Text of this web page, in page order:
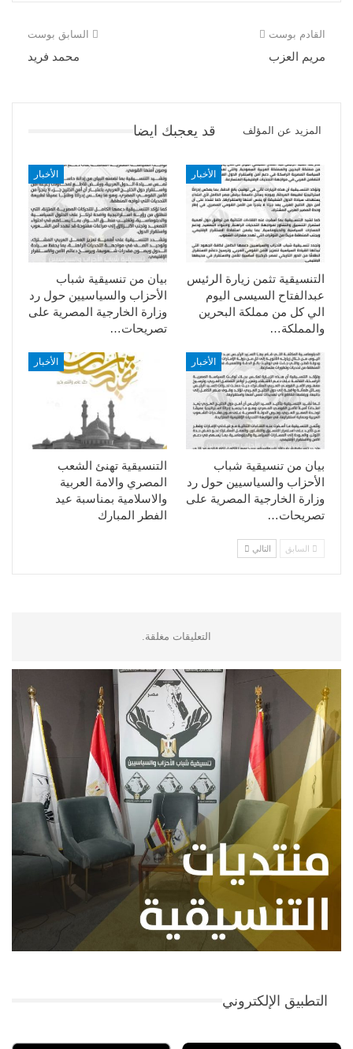
السابق بوست
محمد فريد
القادم بوست
مريم العزب
قد يعجبك ايضا المزيد عن المؤلف
الأخبار
بيان من تنسيقية شباب
الأحزاب والسياسيين حول رد
وزارة الخارجية المصرية على
تصريحات…
الأخبار
التنسيقية تثمن زيارة الرئيس
عبدالفتاح السيسى اليوم
الي كل من مملكة البحرين
والمملكة…
الأخبار
التنسيقية تهنئ الشعب
المصري والامة العربية
والاسلامية بمناسبة عيد
الفطر المبارك
الأخبار
بيان من تنسيقية شباب
الأحزاب والسياسيين حول رد
وزارة الخارجية المصرية على
تصريحات…
السابق التالي
التعليقات مغلقة.
التطبيق الإلكتروني